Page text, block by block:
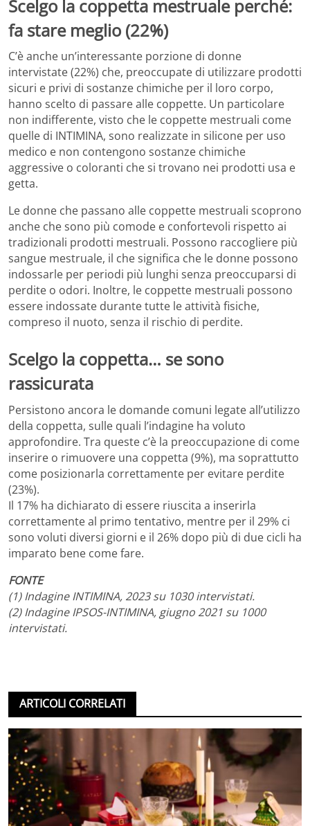
Scelgo la coppetta mestruale perché:
fa stare meglio (22%)
C’è anche un’interessante porzione di donne
intervistate (22%) che, preoccupate di utilizzare prodotti
sicuri e privi di sostanze chimiche per il loro corpo,
hanno scelto di passare alle coppette. Un particolare
non indifferente, visto che le coppette mestruali come
quelle di INTIMINA, sono realizzate in silicone per uso
medico e non contengono sostanze chimiche
aggressive o coloranti che si trovano nei prodotti usa e
getta.
Le donne che passano alle coppette mestruali scoprono
anche che sono più comode e confortevoli rispetto ai
tradizionali prodotti mestruali. Possono raccogliere più
sangue mestruale, il che significa che le donne possono
indossarle per periodi più lunghi senza preoccuparsi di
perdite o odori. Inoltre, le coppette mestruali possono
essere indossate durante tutte le attività fisiche,
compreso il nuoto, senza il rischio di perdite.
Scelgo la coppetta… se sono
rassicurata
Persistono ancora le domande comuni legate all’utilizzo
della coppetta, sulle quali l’indagine ha voluto
approfondire. Tra queste c’è la preoccupazione di come
inserire o rimuovere una coppetta (9%), ma soprattutto
come posizionarla correttamente per evitare perdite
(23%).
Il 17% ha dichiarato di essere riuscita a inserirla
correttamente al primo tentativo, mentre per il 29% ci
sono voluti diversi giorni e il 26% dopo più di due cicli ha
imparato bene come fare.
FONTE
(1) Indagine INTIMINA, 2023 su 1030 intervistati.
(2) Indagine IPSOS-INTIMINA, giugno 2021 su 1000
intervistati.
ARTICOLI CORRELATI